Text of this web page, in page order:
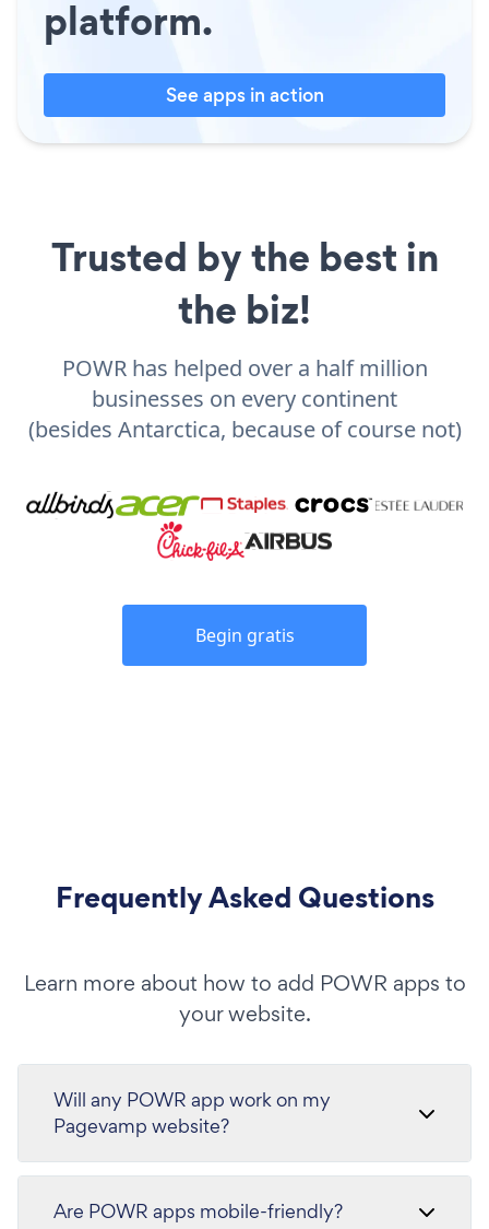
platform.
See apps in action
Trusted by the best in
the biz!
POWR has helped over a half million
businesses on every continent
(besides Antarctica, because of course not)
Begin gratis
Frequently Asked Questions
Learn more about how to add POWR apps to
your website.
Will any POWR app work on my
Pagevamp website?
Are POWR apps mobile-friendly?